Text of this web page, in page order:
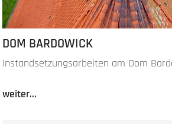
DOM BARDOWICK
Instandsetzungsarbeiten am Dom
weiter...